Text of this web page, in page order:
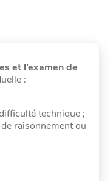
et l’examen de
:
technique ;
raisonnement ou